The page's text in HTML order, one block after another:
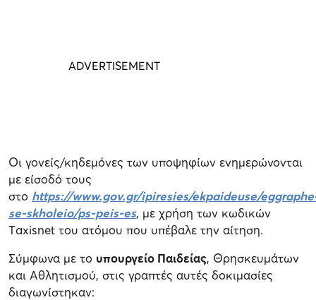
Οι γονείς/κηδεμόνες των υποψηφίων ενημερώνονται
με είσοδό τους
στο https://www.gov.gr/ipiresies/ekpaideuse/
se-skholeio/ps-peis-es, με χρήση των κωδικών
Τaxisnet του ατόμου που υπέβαλε την αίτηση.
Σύμφωνα με το υπουργείο Παιδείας, Θρησκευμάτων
και Αθλητισμού, στις γραπτές αυτές δοκιμασίες
διαγωνίστηκαν: